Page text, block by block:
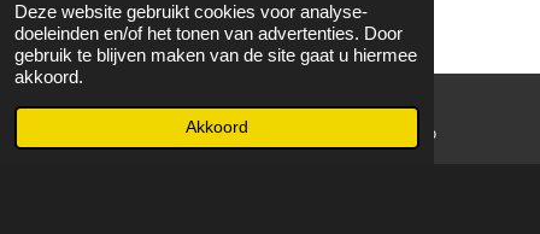
Deze website gebruikt cookies voor analyse-
doeleinden en/of het tonen van advertenties. Door
gebruik te blijven maken van de site gaat u hiermee
akkoord.
Akkoord WhatsApp